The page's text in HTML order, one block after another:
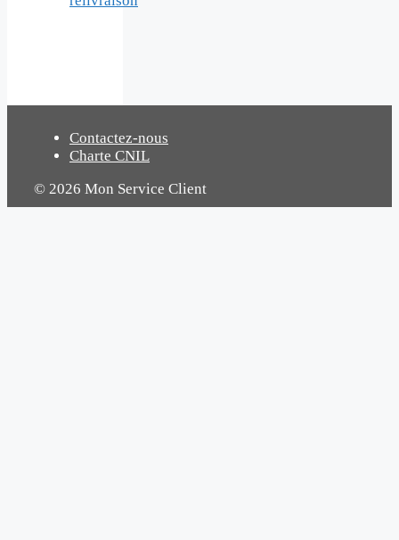
Contactez-nous
Charte CNIL
© 2026 Mon Service Client